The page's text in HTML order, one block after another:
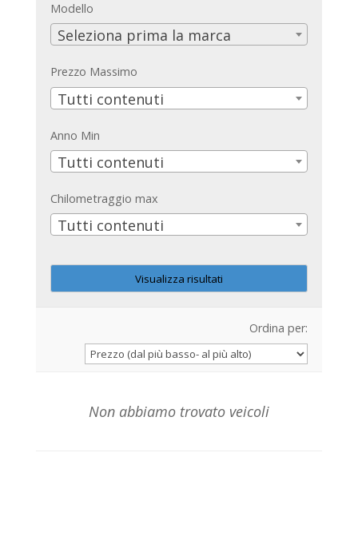
Modello
Seleziona prima la marca
Prezzo Massimo
Tutti contenuti
Anno Min
Tutti contenuti
Chilometraggio max
Tutti contenuti
Ordina per:
Non abbiamo trovato veicoli